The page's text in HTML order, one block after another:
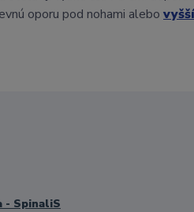
oporu pod nohami alebo
- SpinaliS